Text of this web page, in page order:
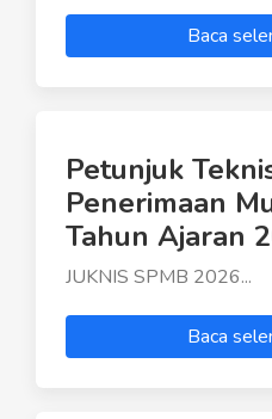
Baca
Petunjuk
Penerimaan
Tahun Ajaran
JUKNIS SPMB 2026...
Baca